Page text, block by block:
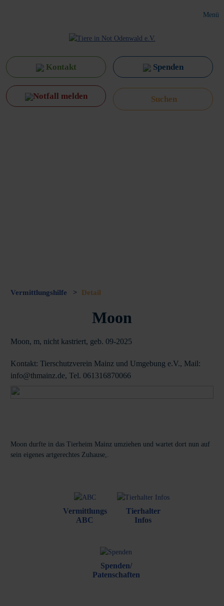
Menü
Kontakt Spenden
Notfall melden
Vermittlungshilfe > Detail
Moon
Moon, m, nicht kastriert, geb. 09-2025
Kontakt: Tierschutzverein Mainz und Umgebung e.V., Mail:
info@thmainz.de, Tel. 061316870066
Moon durfte in das Tierheim Mainz umziehen und wartet dort nun auf
sein eigenes artgerechtes Zuhause,.
Vermittlungs
ABC
Tierhalter
Infos
Spenden/
Patenschaften